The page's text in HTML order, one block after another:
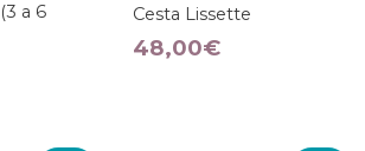
a 6
Cesta Lissette
48,00€